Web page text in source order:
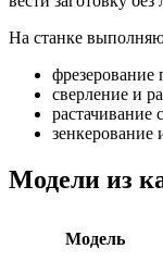
На станке
фрезерование
сверление и
растачивание
зенкерование
Модели из
Модель